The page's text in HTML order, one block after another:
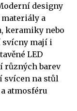
designy
a
keramiky nebo
svícny mají i
LED
různých barev
svícen na stůl
atmosféru